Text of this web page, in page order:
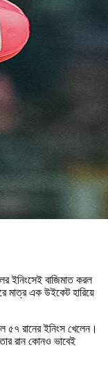
ইনিংসেই বাজিমাত করল
মাত্র এক উইকেট হারিয়ে
রানের ইনিংস খেলেন।
রান কোনও ভাবেই